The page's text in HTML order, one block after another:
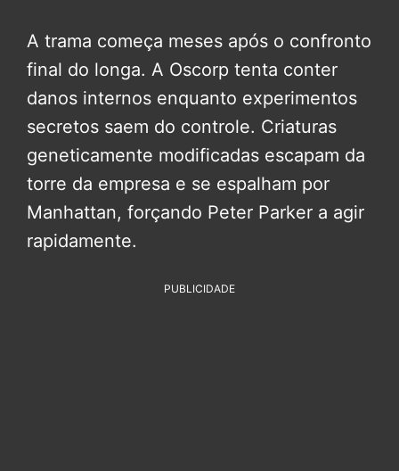
A trama começa meses após o confronto
final do longa. A Oscorp tenta conter
danos internos enquanto experimentos
secretos saem do controle. Criaturas
geneticamente modificadas escapam da
torre da empresa e se espalham por
Manhattan, forçando Peter Parker a agir
rapidamente.
PUBLICIDADE